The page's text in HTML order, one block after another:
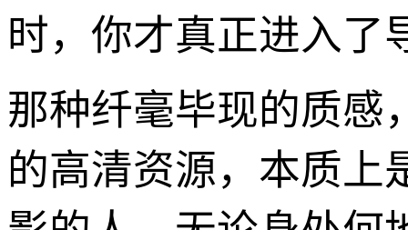
时，你才真正进入了
那种纤毫毕现的质感
的高清资源，本质上